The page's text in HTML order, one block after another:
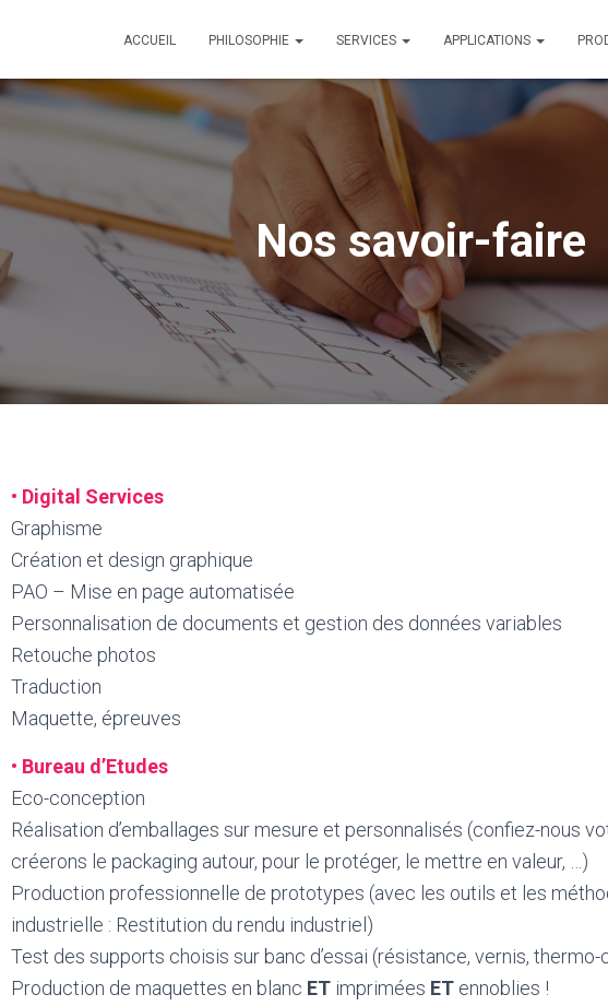
ACCUEIL PHILOSOPHIE SERVICES APPLICATIONS
Nos savoir-faire
• Digital Services
Graphisme
Création et design graphique
PAO – Mise en page automatisée
Personnalisation de documents et gestion des données variables
Retouche photos
Traduction
Maquette, épreuves
• Bureau d’Etudes
Eco-conception
Réalisation d’emballages sur mesure et personnalisés (confiez-nous
créerons le packaging autour, pour le protéger, le mettre en valeur, …)
Production professionnelle de prototypes (avec les outils et les
industrielle : Restitution du rendu industriel)
Test des supports choisis sur banc d’essai (résistance, vernis, thermo-
Production de maquettes en blanc ET imprimées ET ennoblies !